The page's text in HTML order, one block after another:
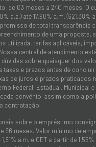
de 03 meses a 240 meses. O
a.a.) até 17,90% a.m. (621,38%
de total transparência
de uma proposta,
utilizada, tarifas aplicáveis,
central de atendimento
sobre quaisquer dos
taxas e prazos antes de
de juros e prazos praticados
Federal, Estadual, Municipal
convênio, assim como a
contratação.
sobre o empréstimo
96 meses. Valor mínimo de
a.m. e CET a partir de